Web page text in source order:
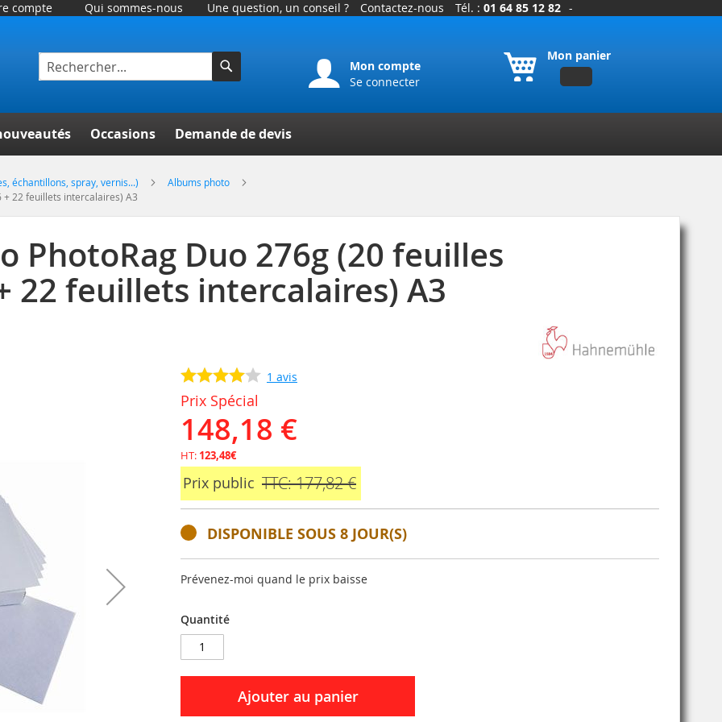
compte Qui sommes-nous Une question, un conseil ? Contactez-nous Tél. : 01 64 85 12 82 -
Mon panier
Mon compte
Se connecter
Occasions Demande de devis
échantillons, spray, vernis...)
Albums photo
+ 22 feuillets intercalaires) A3
PhotoRag Duo 276g (20 feuilles
22 feuillets intercalaires) A3
1 avis
Prix Spécial
148,18 €
HT: 123,48€
Prix public TTC: 177,82 €
DISPONIBLE SOUS 8 JOUR(S)
Prévenez-moi quand le prix baisse
Quantité
Ajouter au panier